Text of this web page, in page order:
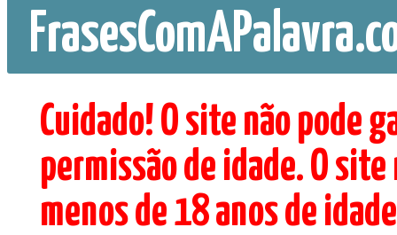
Cuidado! O site não pode
permissão de idade. O
menos de 18 anos de